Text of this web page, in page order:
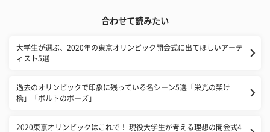
合わせて読みたい
大学生が選ぶ、2020年の東京オリンピック開会式に出てほしいアーテ
ィスト5選
過去のオリンピックで印象に残っている名シーン5選「栄光の架け
橋」「ボルトのポーズ」
2020東京オリンピックはこれで！ 現役大学生が考える理想の開会式4